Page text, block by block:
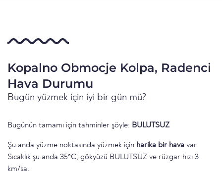
Kopalno Obmocje Kolpa, Radenci
Hava Durumu
Bugün yüzmek için iyi bir gün mü?
Bugünün tamamı için tahminler şöyle: BULUTSUZ
Şu anda yüzme noktasında yüzmek için harika bir hava var.
Sıcaklık şu anda 35°C, gökyüzü BULUTSUZ ve rüzgar hızı 3
km/sa.